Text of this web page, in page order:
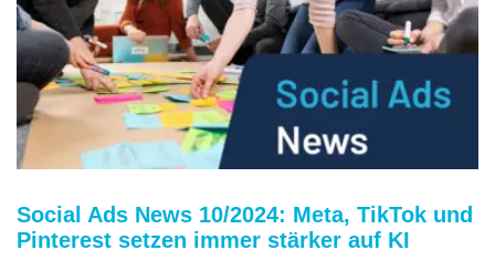
Social Ads News 10/2024: Meta, TikTok und
Pinterest setzen immer stärker auf KI